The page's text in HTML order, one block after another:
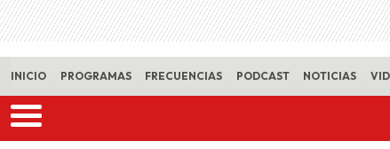
INICIO PROGRAMAS FRECUENCIAS PODCAST NOTICIAS